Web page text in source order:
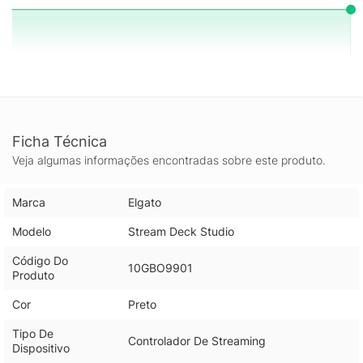
Ficha Técnica
Veja algumas informações encontradas sobre este produto.
Marca Elgato
Modelo Stream Deck Studio
Código Do
Produto
10GBO9901
Cor Preto
Tipo De
Dispositivo
Controlador De Streaming